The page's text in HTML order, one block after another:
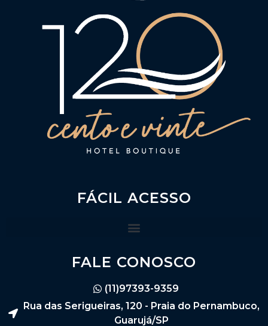
FÁCIL ACESSO
FALE CONOSCO
(11)97393-9359
Rua das Serigueiras, 120 - Praia do Pernambuco,
Guarujá/SP